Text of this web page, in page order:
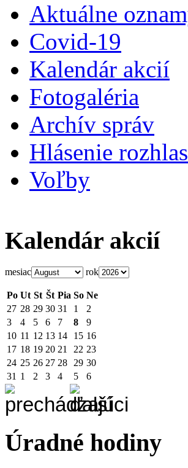
Aktuálne
Covid-19
Kalendár akcií
Fotogaléria
Archív správ
Hlásenie
Voľby
Kalendár akcií
mesiac rok
Po Ut St Št Pia So Ne
27 28 29 30 31 1
2
3
4 5 6 7 8
9
10 11 12 13 14 15 16
17 18 19 20 21 22 23
24 25 26 27 28 29 30
31 1 2 3 4 5 6
Úradné hodiny